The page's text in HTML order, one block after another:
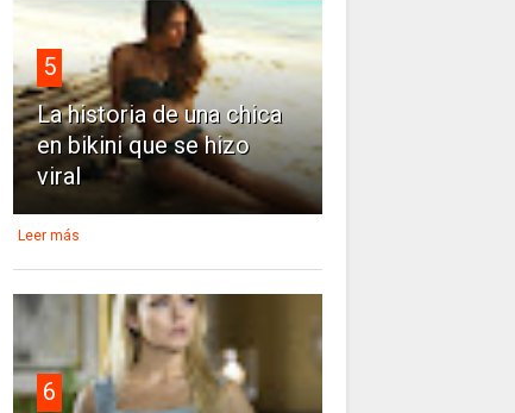
5
La historia de una chica
en bikini que se hizo
viral
Leer más
6